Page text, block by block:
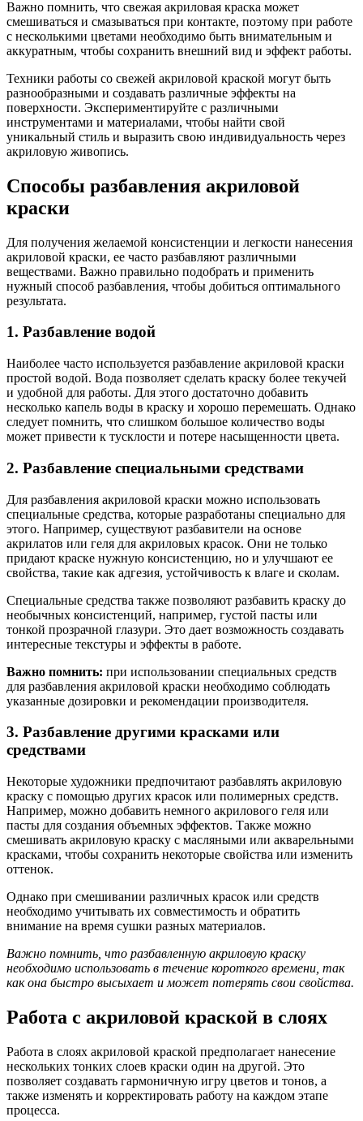
Важно помнить, что свежая акриловая краска может
смешиваться и смазываться при контакте, поэтому при работе
с несколькими цветами необходимо быть внимательным и
аккуратным, чтобы сохранить внешний вид и эффект работы.
Техники работы со свежей акриловой краской могут быть
разнообразными и создавать различные эффекты на
поверхности. Экспериментируйте с различными
инструментами и материалами, чтобы найти свой
уникальный стиль и выразить свою индивидуальность через
акриловую живопись.
Способы разбавления акриловой
краски
Для получения желаемой консистенции и легкости нанесения
акриловой краски, ее часто разбавляют различными
веществами. Важно правильно подобрать и применить
нужный способ разбавления, чтобы добиться оптимального
результата.
1. Разбавление водой
Наиболее часто используется разбавление акриловой краски
простой водой. Вода позволяет сделать краску более текучей
и удобной для работы. Для этого достаточно добавить
несколько капель воды в краску и хорошо перемешать. Однако
следует помнить, что слишком большое количество воды
может привести к тусклости и потере насыщенности цвета.
2. Разбавление специальными средствами
Для разбавления акриловой краски можно использовать
специальные средства, которые разработаны специально для
этого. Например, существуют разбавители на основе
акрилатов или геля для акриловых красок. Они не только
придают краске нужную консистенцию, но и улучшают ее
свойства, такие как адгезия, устойчивость к влаге и сколам.
Специальные средства также позволяют разбавить краску до
необычных консистенций, например, густой пасты или
тонкой прозрачной глазури. Это дает возможность создавать
интересные текстуры и эффекты в работе.
Важно помнить: при использовании специальных средств
для разбавления акриловой краски необходимо соблюдать
указанные дозировки и рекомендации производителя.
3. Разбавление другими красками или
средствами
Некоторые художники предпочитают разбавлять акриловую
краску с помощью других красок или полимерных средств.
Например, можно добавить немного акрилового геля или
пасты для создания объемных эффектов. Также можно
смешивать акриловую краску с масляными или акварельными
красками, чтобы сохранить некоторые свойства или изменить
оттенок.
Однако при смешивании различных красок или средств
необходимо учитывать их совместимость и обратить
внимание на время сушки разных материалов.
Важно помнить, что разбавленную акриловую краску
необходимо использовать в течение короткого времени, так
как она быстро высыхает и может потерять свои свойства.
Работа с акриловой краской в слоях
Работа в слоях акриловой краской предполагает нанесение
нескольких тонких слоев краски один на другой. Это
позволяет создавать гармоничную игру цветов и тонов, а
также изменять и корректировать работу на каждом этапе
процесса.